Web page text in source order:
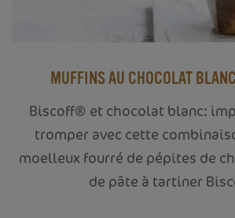
MUFFINS AU CHOCOLAT
Biscoff® et chocolat blanc:
tromper avec cette
moelleux fourré de pépites de
de pâte à tartiner